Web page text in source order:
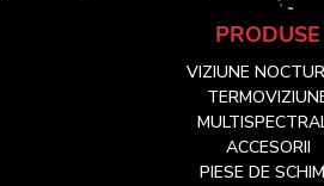
PRODUSE
VIZIUNE
ACCESORII
PIESE DE